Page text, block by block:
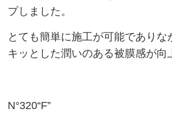
プしました。
とても簡単に施工が可能でありな
キッとした潤いのある被膜感が向
N°320“F”